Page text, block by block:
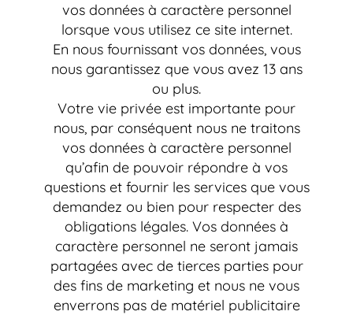
vos données à caractère personnel
lorsque vous utilisez ce site internet.
En nous fournissant vos données, vous
nous garantissez que vous avez 13 ans
ou plus.
Votre vie privée est importante pour
nous, par conséquent nous ne traitons
vos données à caractère personnel
qu’afin de pouvoir répondre à vos
questions et fournir les services que vous
demandez ou bien pour respecter des
obligations légales. Vos données à
caractère personnel ne seront jamais
partagées avec de tierces parties pour
des fins de marketing et nous ne vous
enverrons pas de matériel publicitaire